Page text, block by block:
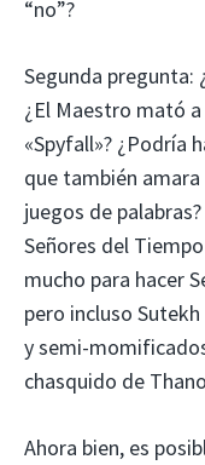
“no”?
Segunda pregunta:
¿El Maestro mató
«Spyfall»? ¿Podría
que también
juegos de
Señores del
mucho para hacer
pero incluso
y semi-
chasquido de
Ahora bien, es